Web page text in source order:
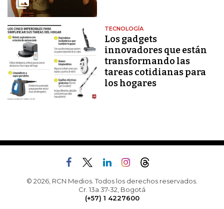
TECNOLOGÍA
Los gadgets
innovadores que están
transformando las
tareas cotidianas para
los hogares
© 2026, RCN Medios. Todos los derechos reservados.
Cr. 13a 37-32, Bogotá
(+57) 1 4227600